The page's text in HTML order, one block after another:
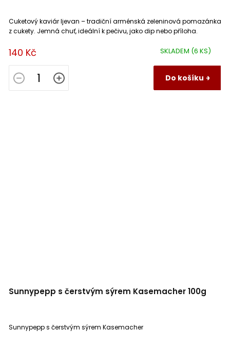
SKLADEM (6 KS)
140 Kč
Do košíku
Cuketový kaviár Ijevan – tradiční arménská zeleninová pomazánka
z cukety. Jemná chuť, ideální k pečivu, jako dip nebo příloha.
Sunnypepp s čerstvým sýrem Kasemacher 100g
Sunnypepp s čerstvým sýrem Kasemacher